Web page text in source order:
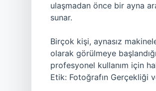
ulaşmadan önce bir ayna
sunar.
Birçok kişi, aynasız
olarak görülmeye
profesyonel kullanım için
Etik: Fotoğrafın Gerçekliği